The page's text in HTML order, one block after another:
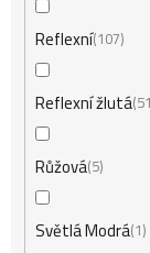
Reflexní107
Reflexní žlutá 51
Růžová 5
Světlá Modrá 1